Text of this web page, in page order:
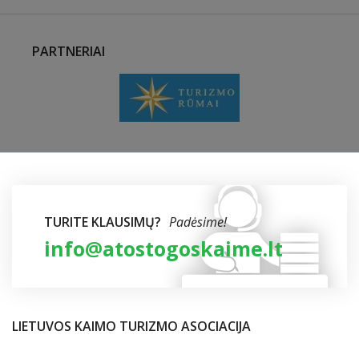
PARTNERIAI
TURITE KLAUSIMŲ? Padėsime!
info@atostogoskaime.lt
LIETUVOS KAIMO TURIZMO ASOCIACIJA